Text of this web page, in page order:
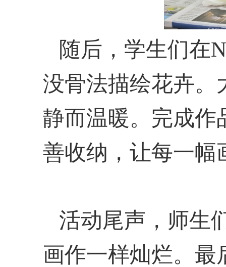
随后，学生们在
没骨法描绘花卉。
静而温暖。完成作
善收纳，让每一幅
活动尾声，师生
画作一样灿烂。最